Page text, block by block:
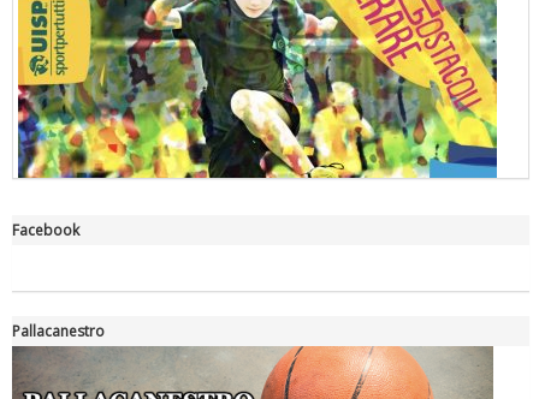
"Superare gli ostacoli": la relazione di Tiziano Pesce al CN Uisp
Facebook
Pallacanestro